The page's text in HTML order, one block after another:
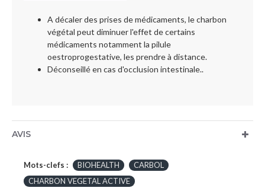
A décaler des prises de médicaments, le charbon
végétal peut diminuer l'effet de certains
médicaments notamment la pilule
oestroprogestative, les prendre à distance.
Déconseillé en cas d'occlusion intestinale..
AVIS
Mots-clefs : BIOHEALTH
CARBOL
CHARBON VEGETAL ACTIVE